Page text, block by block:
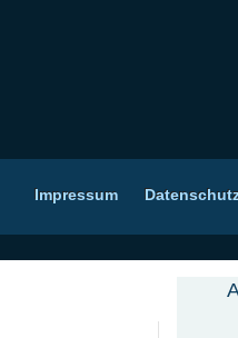
Impressum